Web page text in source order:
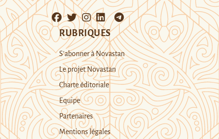
RUBRIQUES
S’abonner à Novastan
Le projet Novastan
Charte éditoriale
Equipe
Partenaires
Mentions légales